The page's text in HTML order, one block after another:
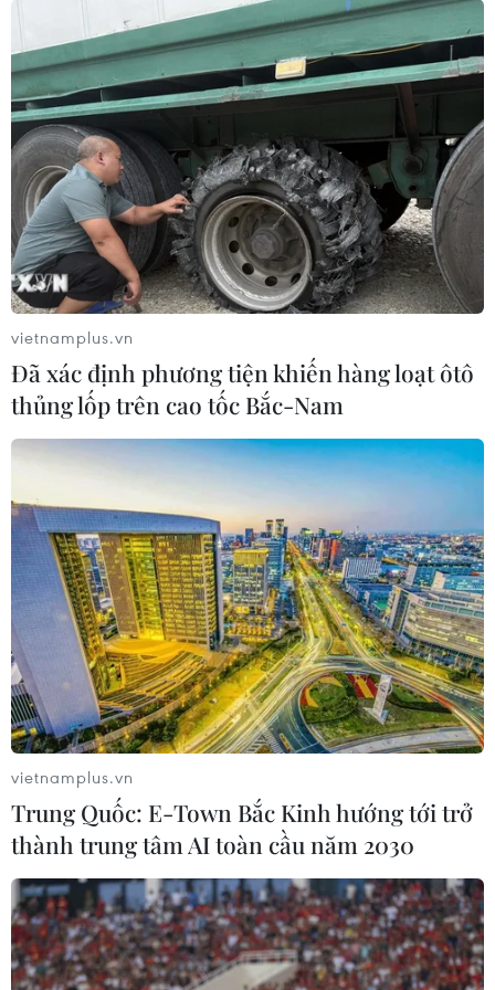
04/08/2026 11:01
Hàn Quốc lên kế hoạch phóng tàu
thăm dò không gian Trái Đất-Mặt
Trăng
04/08/2026 09:42
Kiện toàn nhân sự Ban Chỉ đạo
Trung ương về phát triển khoa học,
công nghệ, đổi mới sáng tạo và
chuyển đổi số
04/08/2026 01:21
Anh thúc đẩy sử dụng robot trong
phẫu thuật nội soi
03/08/2026 10:34
Xem thêm
CƠ QUAN CHỦ QUẢN: THÔNG TẤN XÃ VIỆT NAM
Tổng Biên tập: TRẦN TIẾN DUẨN
Phó Tổng Biên tập: NGUYỄN THỊ TÁM, KHÚC THANH
THỦY
Sở hữu trí tuệ
Quy định sử dụng
vietnamplus.vn
Đã xác định phương tiện khiến hàng loạt ôtô
thủng lốp trên cao tốc Bắc-Nam
vietnamplus.vn
Trung Quốc: E-Town Bắc Kinh hướng tới trở
thành trung tâm AI toàn cầu năm 2030